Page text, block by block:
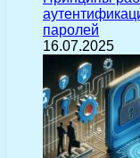
паролей
16.07.2025